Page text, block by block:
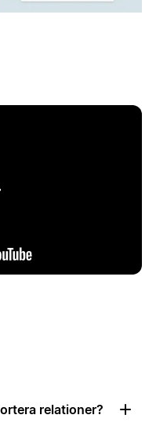
upp
relationer?